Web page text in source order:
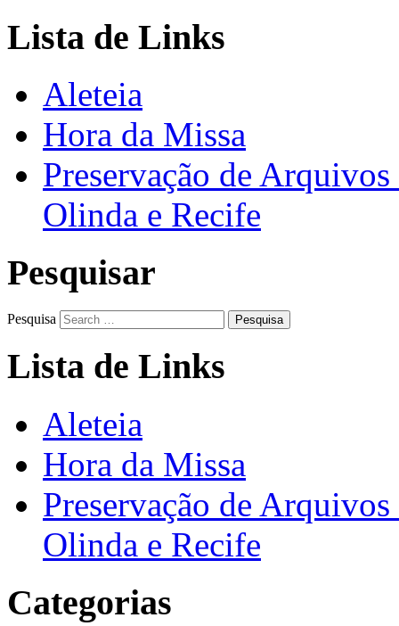
Lista de Links
Aleteia
Hora da Missa
Preservação de
Olinda e Recife
Pesquisar
Pesquisa
Lista de Links
Aleteia
Hora da Missa
Preservação de
Olinda e Recife
Categorias